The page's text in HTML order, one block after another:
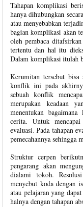
Tahapan komplikasi
hanya dihubungkan
atau menyebabkan
bagian komplikasi akan
oleh pembaca
tertentu dan hal itu
Dalam komplikasi itulah
Kerumitan tersebut
konflik ini pada
sebuah konflik
merupakan keadaan
menentukan
cerita. Untuk
evaluasi. Pada tahapan
pemecahannya sehingga
Struktur cerpen
pengarang akan
dialami tokoh.
menyebut koda dengan
atau pelajaran yang
halnya dengan tahapan